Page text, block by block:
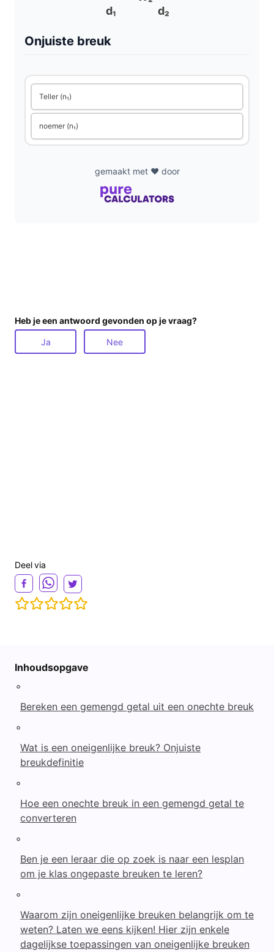
d
e
o
d₁ d₂
Onjuiste breuk
Teller (n₁)
noemer (n₁)
gemaakt met ❤️ door
Heb je een antwoord gevonden op je vraag?
Ja Nee
Deel via
Inhoudsopgave
◦
Bereken een gemengd getal uit een onechte breuk
◦
Wat is een oneigenlijke breuk? Onjuiste
breukdefinitie
◦
Hoe een onechte breuk in een gemengd getal te
converteren
◦
Ben je een leraar die op zoek is naar een lesplan
om je klas ongepaste breuken te leren?
◦
Waarom zijn oneigenlijke breuken belangrijk om te
weten? Laten we eens kijken! Hier zijn enkele
dagelijkse toepassingen van oneigenlijke breuken